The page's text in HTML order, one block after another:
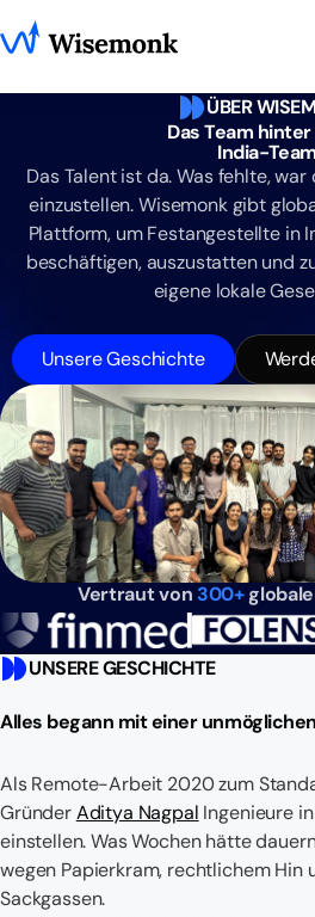
ÜBER
Das Team
India-Team
Das Talent ist da. Was fehlte,
einzustellen. Wisemonk gibt
Plattform, um Festangestellte in
beschäftigen, auszustatten und
eigene lokale
Unsere Geschichte
Vertraut von 300+
UNSERE GESCHICHTE
Alles begann mit einer
Als Remote-Arbeit 2020 zum
GründerAditya Nagpal Ingenieure
einstellen. Was Wochen hätte
wegen Papierkram, rechtlichem Hin
Sackgassen.